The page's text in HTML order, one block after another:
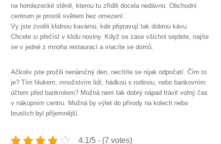
na horolezecké stěně, kterou tu zřídili docela nedávno. Obchodní
centrum je prostě světem bez omezení.
Vy jste zvolili klidnou kavárnu, kde připravují tak dobrou kávu.
Chcete si přečíst v klidu noviny. Když se zase všichni sejdete, najíte
se v jedné z mnoha restaurací a vracíte se domů.
Ačkoliv jste prožili nenáročný den, necítíte se nijak odpočatí. Čím to
je? Tím hlukem, množstvím lidí, hádkou s rodinou, nebo bankovním
účtem před bankrotem? Možná není tak dobrý nápad trávit volný čas
v nákupním centru. Možná by výlet do přírody na kolech nebo
bruslích byl příjemnější.
4.1/5 - (7 votes)